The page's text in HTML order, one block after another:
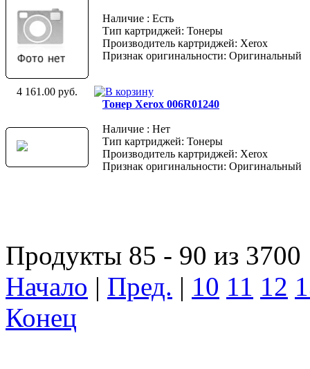
Наличие : Есть
Тип картриджей: Тонеры
Производитель картриджей: Xerox
Признак оригинальности: Оригинальный
4 161.00 руб.
Тонер Xerox 006R01240
Наличие : Нет
Тип картриджей: Тонеры
Производитель картриджей: Xerox
Признак оригинальности: Оригинальный
Продукты 85 - 90 из 3700
Начало | Пред. | 10 11 12
Конец